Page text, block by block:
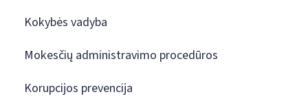
Kokybės vadyba
Mokesčių administravimo procedūros
Korupcijos prevencija